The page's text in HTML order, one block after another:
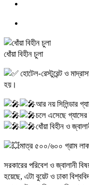
ধোঁয়া বিহীন চুলা
হোটেল-রেস্টুরেন্ট ও
হয়।
আর নয় সিলিন্ডার
চলে এসেছে গ্যাসের
ধোঁয়া বিহীন ও
মাত্র ৫০০/৬০০ গ্রাম
সরকারের পরিবেশ ও জ্বালানী
হয়েছে, এটা বুয়েট ও ঢাকা